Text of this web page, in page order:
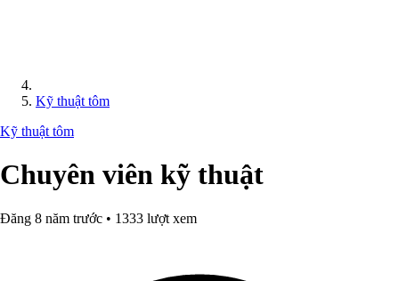
Kỹ thuật tôm
Kỹ thuật tôm
Chuyên viên kỹ thuật
Đăng 8 năm trước • 1333 lượt xem